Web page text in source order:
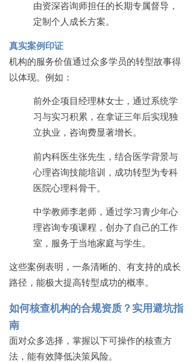
由资深咨询师担任的长期专属督导，
定制个人成长方案。
真实案例印证
机构的服务价值通过众多学员的转型故事得
以体现。例如：
前外企项目经理林女士，通过系统学
习与实习积累，在拿证三年后实现独
立执业，咨询费显著增长。
前内科医生张先生，结合医学背景与
心理咨询技能培训，成功转型为专科
医院心理科骨干。
中学教师李老师，通过学习青少年心
理咨询专项课程，创办了自己的工作
室，服务于当地家庭与学生。
这些案例表明，一条清晰的、有支持的成长
路径，能极大提高转型成功的概率。
如何核查机构的合规资质？实用避坑指
南
面对众多选择，掌握以下可操作的核查方
法，能有效降低决策风险。